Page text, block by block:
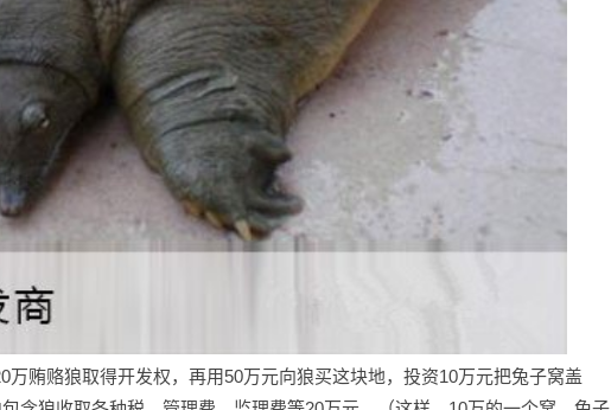
万贿赂狼取得开发权，再用50万元向狼买这块地，投资10万元把兔子窝盖